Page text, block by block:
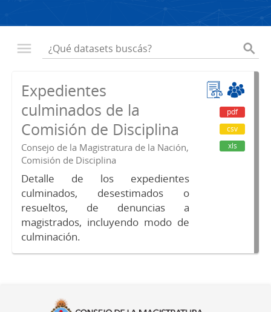
Expedientes
culminados de la
Comisión de Disciplina
Consejo de la Magistratura de la Nación,
Comisión de Disciplina
Detalle de los expedientes
culminados, desestimados o
resueltos, de denuncias a
magistrados, incluyendo modo de
culminación.
pdf
csv
xls